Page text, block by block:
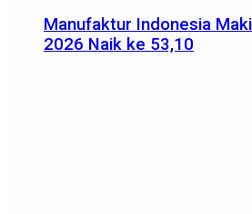
Manufaktur Indonesia
2026 Naik ke 53,10